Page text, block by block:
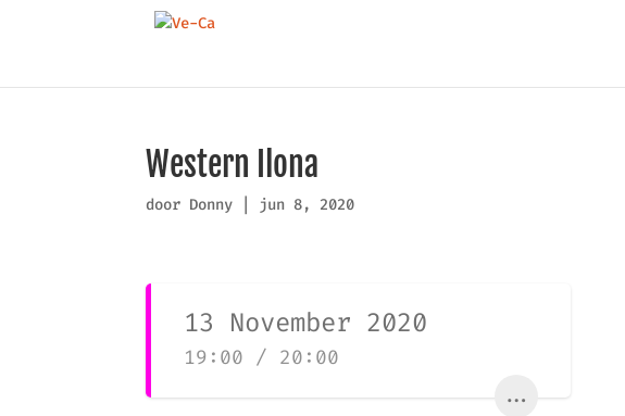
Western Ilona
door Donny jun 8, 2020
13 November 2020
19:00 / 20:00
...